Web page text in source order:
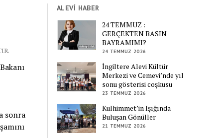
sonra
ALEVİ HABER
24 TEMMUZ :
GERÇEKTEN BASIN
BAYRAMIMI?
24 TEMMUZ 2026
İngiltere Alevi Kültür
Merkezi ve Cemevi’nde yıl
sonu gösterisi coşkusu
23 TEMMUZ 2026
Kulhimmet’in Işığında
Buluşan Gönüller
21 TEMMUZ 2026